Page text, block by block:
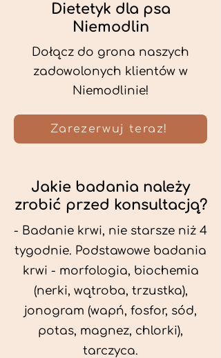
Dietetyk dla psa
Niemodlin
Dołącz do grona naszych
zadowolonych klientów w
Niemodlinie!
Zarezerwuj teraz!
Jakie badania należy
zrobić przed konsultacją?
- Badanie krwi, nie starsze niż 4
tygodnie. Podstawowe badania
krwi - morfologia, biochemia
(nerki, wątroba, trzustka),
jonogram (wapń, fosfor, sód,
potas, magnez, chlorki),
tarczyca.